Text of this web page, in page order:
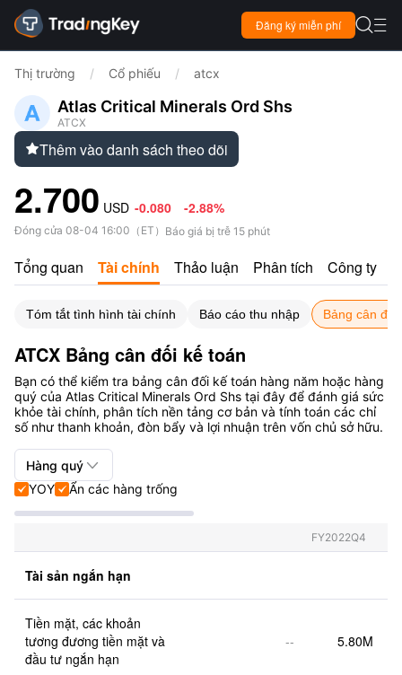
Đăng ký miễn phí  
Thị trường / Cổ phiếu / atcx
Atlas Critical Minerals Ord Shs
ATCX
Thêm vào danh sách theo dõi
2.700 USD -0.080 -2.88%
Đóng cửa 08-04 16:00 （ ET ） Báo giá bị trễ 15 phút
Tổng quan Tài chính Thảo luận Phân tích Công ty
Tóm tắt tình hình tài chính Báo cáo thu nhập Bảng cân đối
ATCX Bảng cân đối kế toán
Bạn có thể kiểm tra bảng cân đối kế toán hàng năm hoặc hàng
quý của Atlas Critical Minerals Ord Shs tại đây để đánh giá sức
khỏe tài chính, phân tích nền tảng cơ bản và tính toán các chỉ
số như thanh khoản, đòn bẩy và lợi nhuận trên vốn chủ sở hữu.
Hàng quý 
YOYẨn các hàng trống
FY2022Q4
Tài sản ngắn hạn
Tiền mặt, các khoản
tương đương tiền mặt và
đầu tư ngắn hạn
-- 5.80M